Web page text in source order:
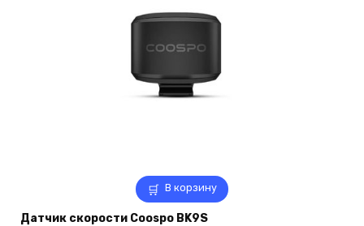
В корзину
Датчик скорости Coospo BK9S